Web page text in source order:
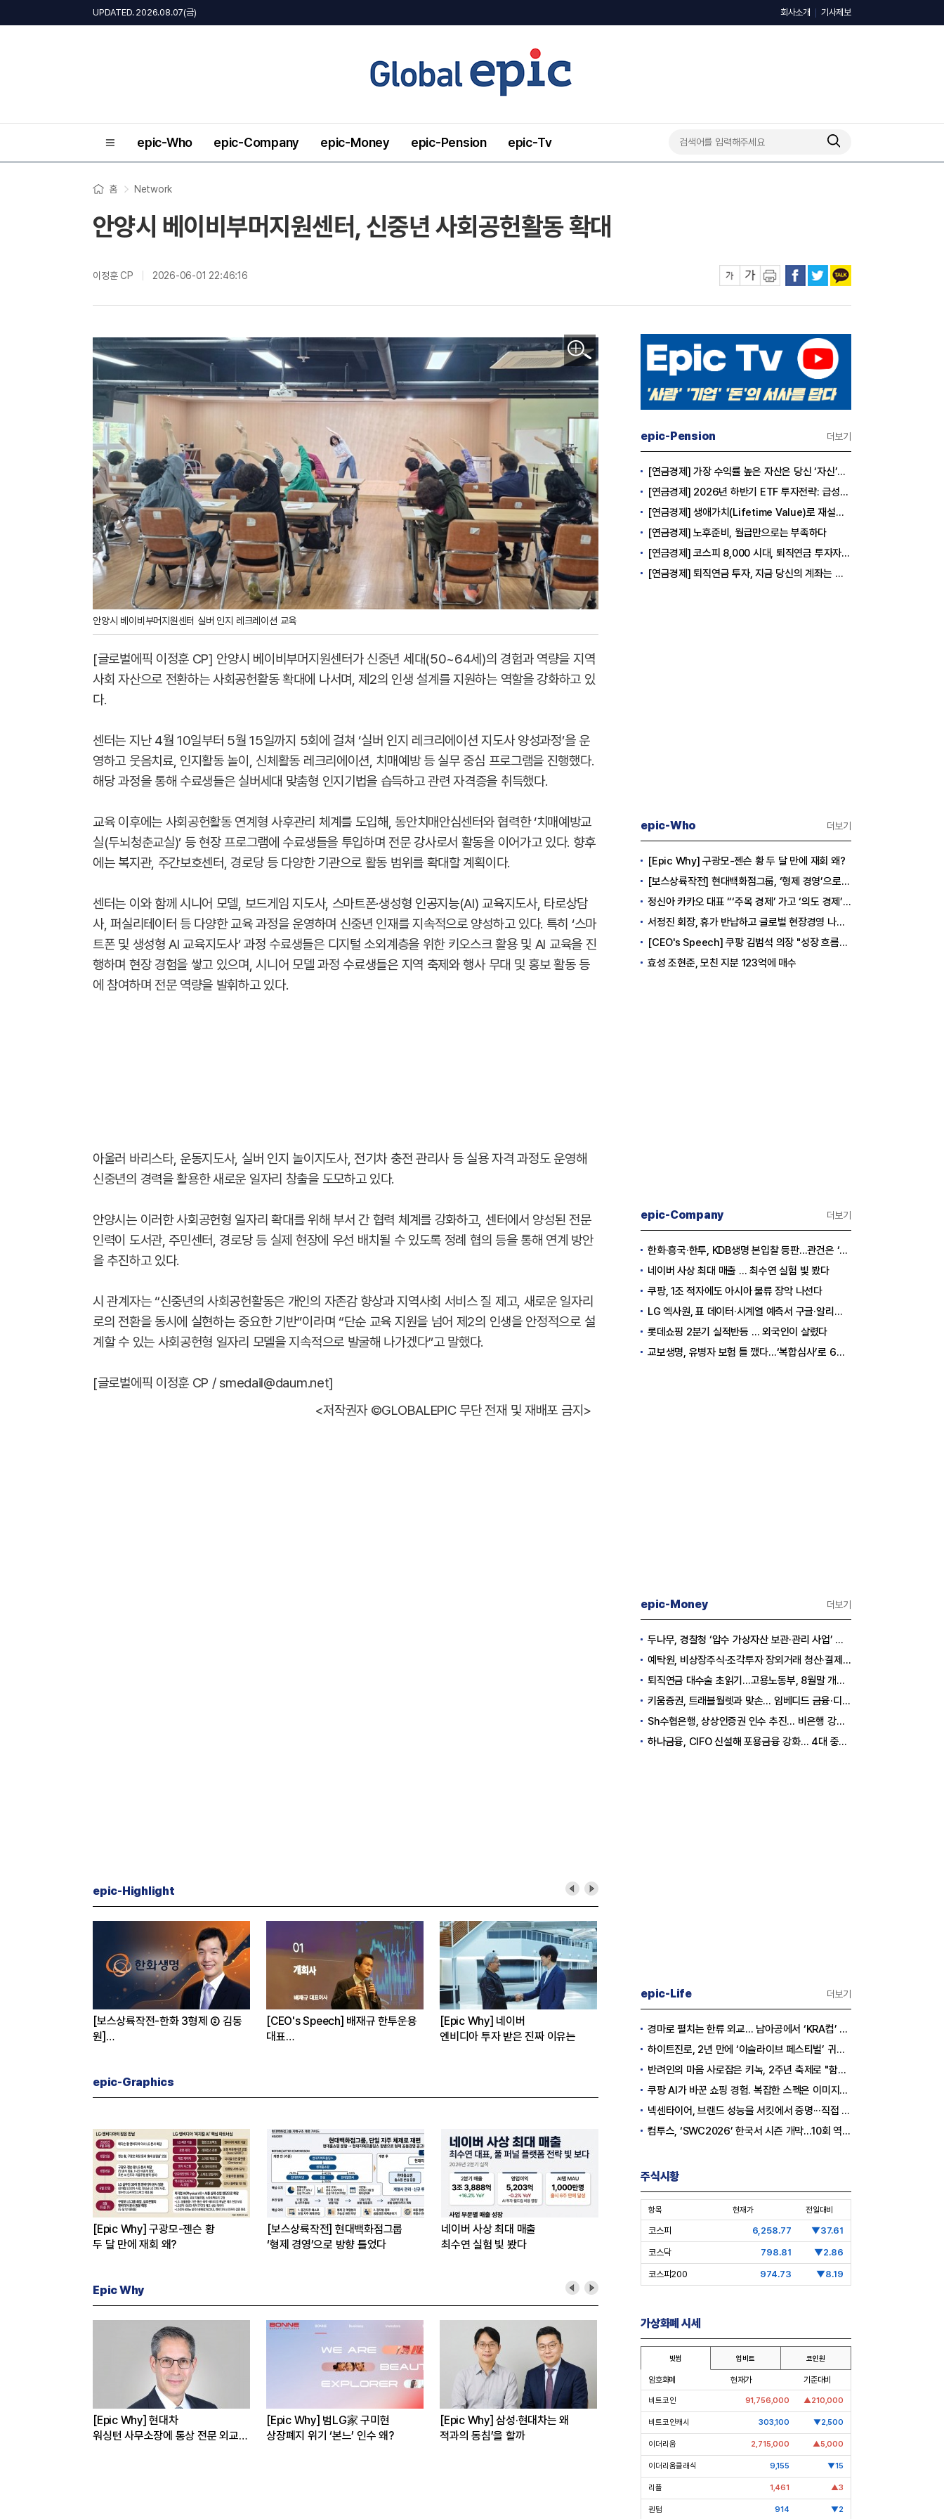
UPDATED. 2026.08.07(금) 회사소개 기사제보
epic-Who epic-Company epic-Money epic-Pension epic-Tv
홈 Network
안양시 베이비부머지원센터, 신중년 사회공헌활동 확대
이정훈 CP 2026-06-01 22:46:16
안양시 베이비부머지원센터 실버 인지 레크레이션 교육
이미지 확대보기
[글로벌에픽 이정훈 CP] 안양시 베이비부머지원센터가 신중년 세대(50~64세)의 경험과 역량을 지역
사회 자산으로 전환하는 사회공헌활동 확대에 나서며, 제2의 인생 설계를 지원하는 역할을 강화하고 있
다.
센터는 지난 4월 10일부터 5월 15일까지 5회에 걸쳐 ‘실버 인지 레크리에이션 지도사 양성과정’을 운
영하고 웃음치료, 인지활동 놀이, 신체활동 레크리에이션, 치매예방 등 실무 중심 프로그램을 진행했다.
해당 과정을 통해 수료생들은 실버세대 맞춤형 인지기법을 습득하고 관련 자격증을 취득했다.
교육 이후에는 사회공헌활동 연계형 사후관리 체계를 도입해, 동안치매안심센터와 협력한 ‘치매예방교
실(두뇌청춘교실)’ 등 현장 프로그램에 수료생들을 투입하며 전문 강사로서 활동을 이어가고 있다. 향후
에는 복지관, 주간보호센터, 경로당 등 다양한 기관으로 활동 범위를 확대할 계획이다.
센터는 이와 함께 시니어 모델, 보드게임 지도사, 스마트폰·생성형 인공지능(AI) 교육지도사, 타로상담
사, 퍼실리테이터 등 다양한 교육 과정을 운영하며 신중년 인재를 지속적으로 양성하고 있다. 특히 ‘스마
트폰 및 생성형 AI 교육지도사’ 과정 수료생들은 디지털 소외계층을 위한 키오스크 활용 및 AI 교육을 진
행하며 현장 경험을 쌓고 있으며, 시니어 모델 과정 수료생들은 지역 축제와 행사 무대 및 홍보 활동 등
에 참여하며 전문 역량을 발휘하고 있다.
아울러 바리스타, 운동지도사, 실버 인지 놀이지도사, 전기차 충전 관리사 등 실용 자격 과정도 운영해
신중년의 경력을 활용한 새로운 일자리 창출을 도모하고 있다.
안양시는 이러한 사회공헌형 일자리 확대를 위해 부서 간 협력 체계를 강화하고, 센터에서 양성된 전문
인력이 도서관, 주민센터, 경로당 등 실제 현장에 우선 배치될 수 있도록 정례 협의 등을 통해 연계 방안
을 추진하고 있다.
시 관계자는 “신중년의 사회공헌활동은 개인의 자존감 향상과 지역사회 서비스 질 제고, 새로운 일자리
로의 전환을 동시에 실현하는 중요한 기반”이라며 “단순 교육 지원을 넘어 제2의 인생을 안정적으로 설
계할 수 있는 사회공헌형 일자리 모델을 지속적으로 발굴해 나가겠다”고 말했다.
[글로벌에픽 이정훈 CP / smedail@daum.net]
<저작권자 ©GLOBALEPIC 무단 전재 및 재배포 금지>
epic-Highlight
[보스상륙작전-한화 3형제 ② 김동
원]
[CEO's Speech] 배재규 한투운용
대표
[Epic Why] 네이버
엔비디아 투자 받은 진짜 이유는
[심층분석] 한화에어로스페이스
항공엔진 국산화 가능할까
[Epic Why] 코오롱 이규호
3상 실패 1주일만에 티슈진 2억 매
수 왜?
epic-Graphics
[Epic Why] 구광모-젠슨 황
두 달 만에 재회 왜?
[보스상륙작전] 현대백화점그룹
‘형제 경영’으로 방향 틀었다
네이버 사상 최대 매출
최수연 실험 빛 봤다
Epic Why
[Epic Why] 현대차
워싱턴 사무소장에 통상 전문 외교관
[Epic Why] 범LG家 구미현
상장폐지 위기 ‘본느’ 인수 왜?
[Epic Why] 삼성·현대차는 왜
적과의 동침’을 할까
[Epic Why] 코오롱 이규호
3상 실패 1주일만에 티슈진 2억 매
[Epic Why] 네이버
엔비디아 투자 받은 진짜 이유는
epic-Pension 더보기
[연금경제] 가장 수익률 높은 자산은 당신 ‘자신’이다
[연금경제] 2026년 하반기 ETF 투자전략: 급성장의 상반기를 접고, 이제 '실적'이 가르는 하반기를 맞다
[연금경제] 생애가치(Lifetime Value)로 재설계하는 은퇴 후 안정적 생활보장과 평생소득 전략
[연금경제] 노후준비, 월급만으로는 부족하다
[연금경제] 코스피 8,000 시대, 퇴직연금 투자자는 왜 지금 FOMO를 경계해야 하는가
[연금경제] 퇴직연금 투자, 지금 당신의 계좌는 어느 편인가?
epic-Who 더보기
[Epic Why] 구광모-젠슨 황 두 달 만에 재회 왜?
[보스상륙작전] 현대백화점그룹, ‘형제 경영’으로 방향 틀었다
정신아 카카오 대표 “‘주목 경제’ 가고 ‘의도 경제’ 왔다”
서정진 회장, 휴가 반납하고 글로벌 현장경영 나선다
[CEO's Speech] 쿠팡 김범석 의장 "성장 흐름은 변하지 않았다"
효성 조현준, 모친 지분 123억에 매수
epic-Company 더보기
한화·흥국·한투, KDB생명 본입찰 등판…관건은 ‘산은 증자 규모’
네이버 사상 최대 매출 … 최수연 실험 빛 봤다
쿠팡, 1조 적자에도 아시아 물류 장악 나선다
LG 엑사원, 표 데이터·시계열 예측서 구글·알리바바 제쳤다
롯데쇼핑 2분기 실적반등 … 외국인이 살렸다
교보생명, 유병자 보험 틀 깼다…‘복합심사’로 6개월 독점권 획득
epic-Money 더보기
두나무, 경찰청 ‘압수 가상자산 보관·관리 사업’ 최종 낙찰
예탁원, 비상장주식·조각투자 장외거래 청산·결제 인프라 구축 착수
퇴직연금 대수술 초읽기…고용노동부, 8월말 개정안 발표
키움증권, 트래블월렛과 맞손… 임베디드 금융·디지털 자산 신사업 추진
Sh수협은행, 상상인증권 인수 추진… 비은행 강화 ‘금융그룹’ 도약 발판
하나금융, CIFO 신설해 포용금융 강화… 4대 중심축 중심 상반기 목표 60% 달성
epic-Life 더보기
경마로 펼치는 한류 외교… 남아공에서 ‘KRA컵’ 개최하는 한국마사회
하이트진로, 2년 만에 ‘이슬라이브 페스티벌’ 귀환…25,000명 규모 대확장
반려인의 마음 사로잡은 키녹, 2주년 축제로 "함께하는 즐거움"을 선물하다
쿠팡 AI가 바꾼 쇼핑 경험. 복잡한 스펙은 이미지로, 수백 개 리뷰는 한눈에…
넥센타이어, 브랜드 성능을 서킷에서 증명···직접 체험하는 고객 참여형 마케팅 확대
컴투스, ‘SWC2026’ 한국서 시즌 개막…10회 역사를 이어갈 챔피언은 누가 될까
주식시황
항목 현재가 전일대비
코스피 6,258.77 ▼37.61
코스닥 798.81 ▼2.86
코스피200 974.73 ▼8.19
가상화폐 시세
빗썸 업비트 코인원
암호화폐 현재가 기준대비
비트코인 91,756,000 ▲210,000
비트코인캐시 303,100 ▼2,500
이더리움 2,715,000 ▲5,000
이더리움클래식 9,155 ▼15
리플 1,461 ▲3
퀀텀 914 ▼2